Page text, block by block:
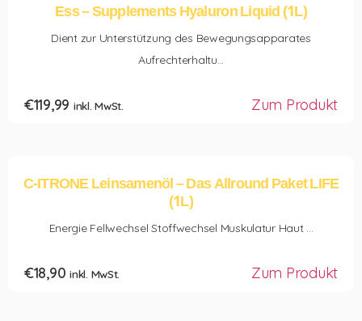
Ess – Supplements Hyaluron Liquid (1L)
Dient zur Unterstützung des Bewegungsapparates
Aufrechterhaltu...
€119,99 inkl. MwSt. Zum Produkt
C-ITRONE Leinsamenöl – Das Allround Paket LIFE
(1L)
Energie Fellwechsel Stoffwechsel Muskulatur Haut ...
€18,90 inkl. MwSt. Zum Produkt